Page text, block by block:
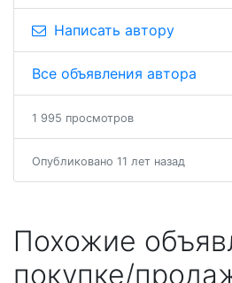
Написать автору
Все объявления автора
1 995 просмотров
Опубликовано 11 лет назад
Похожие
покупке/